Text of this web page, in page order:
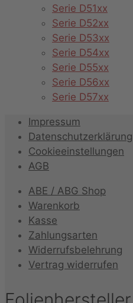
Serie D51xx
Serie D52xx
Serie D53xx
Serie D54xx
Serie D55xx
Serie D56xx
Serie D57xx
Impressum
Datenschutzerklärung
Cookieeinstellungen
AGB
ABE / ABG Shop
Warenkorb
Kasse
Zahlungsarten
Widerrufsbelehrung
Vertrag widerrufen